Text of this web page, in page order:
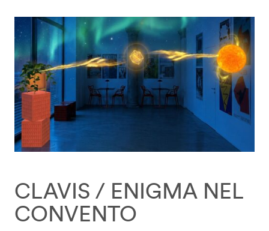
CLAVIS / ENIGMA NEL
CONVENTO